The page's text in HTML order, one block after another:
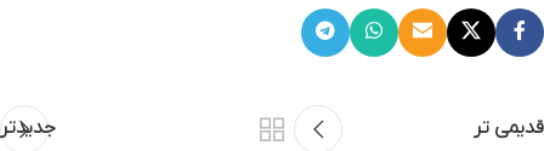
جدیدتر قدیمی تر